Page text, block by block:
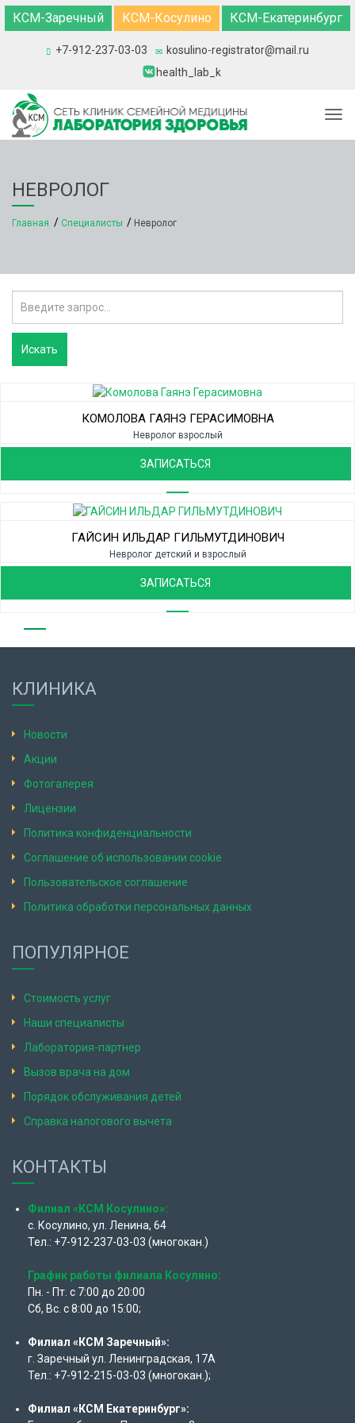
КСМ-Заречный КСМ-Косулино КСМ-Екатеринбург
+7-912-237-03-03
kosulino-registrator@mail.ru
health_lab_k
НЕВРОЛОГ
Главная Специалисты Невролог
КОМОЛОВА ГАЯНЭ ГЕРАСИМОВНА
Невролог взрослый
ЗАПИСАТЬСЯ
ГАЙСИН ИЛЬДАР ГИЛЬМУТДИНОВИЧ
Невролог детский и взрослый
ЗАПИСАТЬСЯ
КЛИНИКА
Новости
Акции
Фотогалерея
Лицензии
Политика конфиденциальности
Соглашение об использовании cookie
Пользовательское соглашение
Политика обработки персональных данных
ПОПУЛЯРНОЕ
Стоимость услуг
Наши специалисты
Лаборатория-партнер
Вызов врача на дом
Порядок обслуживания детей
Справка налогового вычета
КОНТАКТЫ
Филиал «КСМ Косулино»:
с. Косулино, ул. Ленина, 64
Тел.: +7-912-237-03-03 (многокан.)
График работы филиала Косулино:
Пн. - Пт. с 7:00 до 20:00
Сб, Вс. с 8:00 до 15:00;
Филиал «КСМ Заречный»:
г. Заречный ул. Ленинградская, 17А
Тел.: +7-912-215-03-03 (многокан.);
Филиал «КСМ Екатеринбург»: